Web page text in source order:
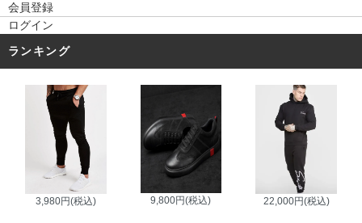
会員登録
ログイン
ランキング
3,980円(税込) 9,800円(税込) 22,000円(税込)